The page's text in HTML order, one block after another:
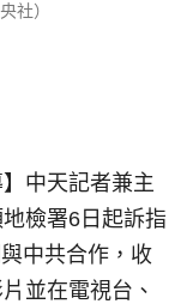
社）
中天記者兼主
檢署6日起訴指
中共合作，收
並在電視台、